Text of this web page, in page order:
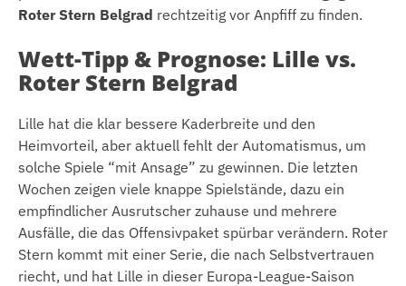
Roter Stern Belgrad rechtzeitig vor Anpfiff zu finden.
Wett-Tipp & Prognose: Lille vs.
Roter Stern Belgrad
Lille hat die klar bessere Kaderbreite und den
Heimvorteil, aber aktuell fehlt der Automatismus, um
solche Spiele “mit Ansage” zu gewinnen. Die letzten
Wochen zeigen viele knappe Spielstände, dazu ein
empfindlicher Ausrutscher zuhause und mehrere
Ausfälle, die das Offensivpaket spürbar verändern. Roter
Stern kommt mit einer Serie, die nach Selbstvertrauen
riecht, und hat Lille in dieser Europa-League-Saison